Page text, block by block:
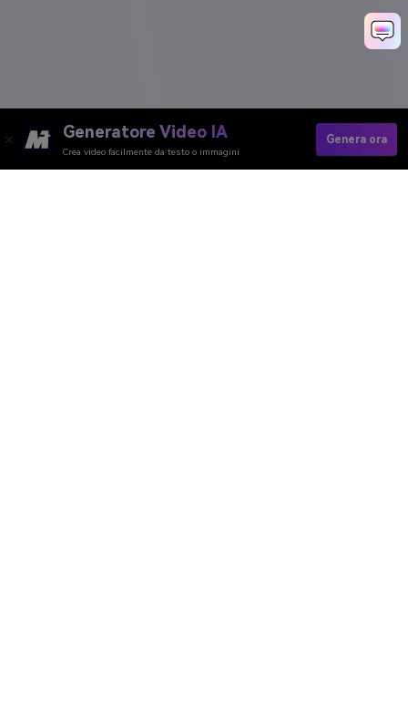
Generatore Video IA
Crea video facilmente da testo o immagini
Genera ora